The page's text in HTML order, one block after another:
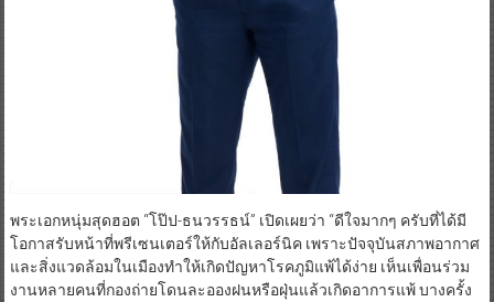
พระเอกหนุ่มสุดฮอต “โป๊ป-ธนวรรธน์” เปิดเผยว่า “ดีใจมากๆ ครับที่ได้มี
โอกาสรับหน้าที่พรีเซนเตอร์ให้กับอัลเลอร์นิค เพราะปัจจุบันสภาพอากาศ
และสิ่งแวดล้อมในเมืองทำให้เกิดปัญหาโรคภูมิแพ้ได้ง่าย เห็นเพื่อนร่วม
งานหลายคนที่กองถ่ายโดนละอองฝนหรือฝุ่นแล้วเกิดอาการแพ้ บางครั้ง